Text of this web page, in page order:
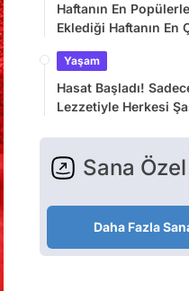
Haftanın En
Eklediği Haftanın En
Yaşam
Hasat Başladı!
Lezzetiyle Herkesi
Sana
Daha Fazla